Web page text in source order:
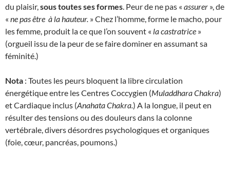
du plaisir,sous toutes ses formes. Peur de ne pas « assurer », de
« ne pas être à la hauteur. » Chez l’homme, forme le macho, pour
les femme, produit la ce que l’on souvent « lacastratrice »
(orgueil issu de la peur de se faire dominer en assumant sa
féminité.)
Nota : Toutes les peurs bloquent la libre circulation
énergétique entre les Centres Coccygien (Muladdhara Chakra)
et Cardiaque inclus (Anahata Chakra.) A la longue, il peut en
résulter des tensions ou des douleurs dans la colonne
vertébrale, divers désordres psychologiques et organiques
(foie, cœur, pancréas, poumons.)